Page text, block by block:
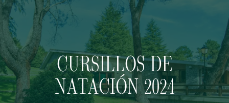
CURSILLOS DE
NATACIÓN 2024